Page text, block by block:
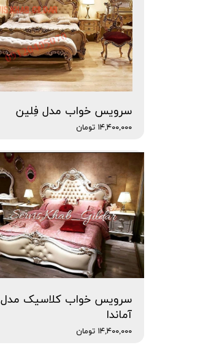
سرویس خواب مدل فِلین
۱۴,۴۰۰,۰۰۰ تومان
سرویس خواب کلاسیک مدل
آماندا
۱۴,۴۰۰,۰۰۰ تومان